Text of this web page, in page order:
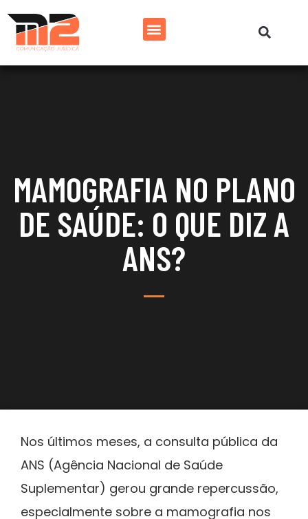
MAMOGRAFIA NO PLANO
DE SAÚDE: O QUE DIZ A
ANS?
Nos últimos meses, a consulta pública da
ANS (Agência Nacional de Saúde
Suplementar) gerou grande repercussão,
especialmente sobre a mamografia nos